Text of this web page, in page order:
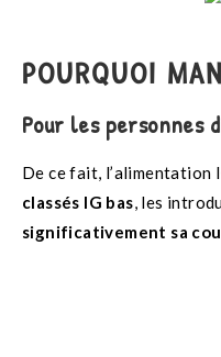
POURQUOI
Pour les personnes
De ce fait, l’alimentation
classés IG bas, les
significativement sa